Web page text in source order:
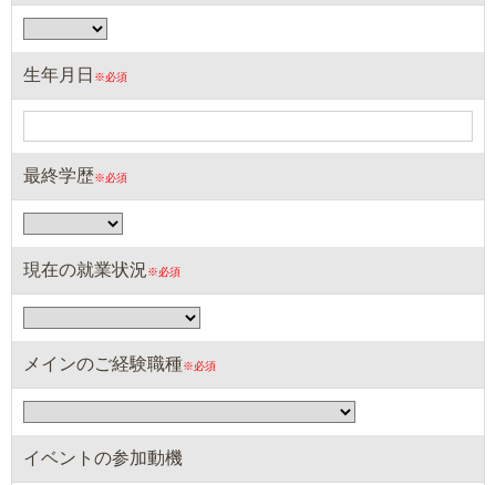
生年月日
最終学歴
現在の就業状況
メインのご経験職種
イベントの参加動機